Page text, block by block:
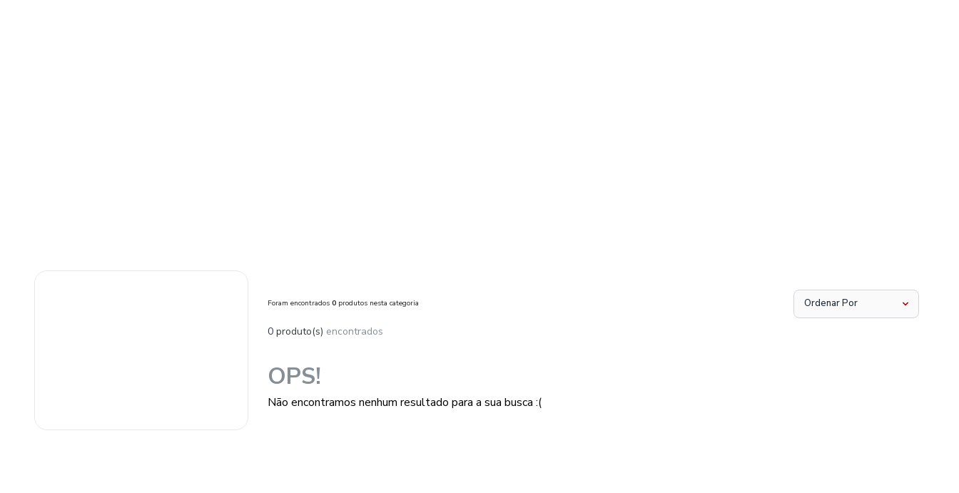
Foram encontrados 0 produtos nesta categoria
0 produto(s) encontrados
OPS!
Não encontramos nenhum resultado para a sua busca :(